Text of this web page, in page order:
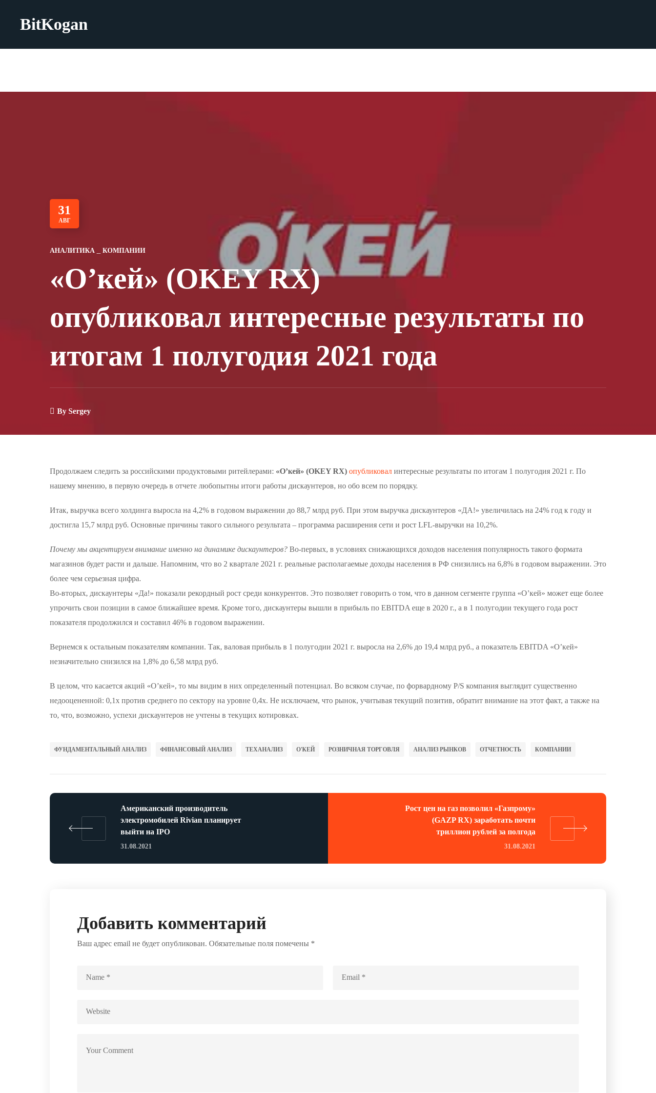
BitKogan
31
АВГ
АНАЛИТИКА КОМПАНИИ
«О’кей» (OKEY RX)
опубликовал интересные результаты по
итогам 1 полугодия 2021 года
By Sergey
Продолжаем следить за российскими продуктовыми ритейлерами: «О’кей» (OKEY RX) опубликовал интересные результаты по итогам 1 полугодия 2021 г. По
нашему мнению, в первую очередь в отчете любопытны итоги работы дискаунтеров, но обо всем по порядку.
Итак, выручка всего холдинга выросла на 4,2% в годовом выражении до 88,7 млрд руб. При этом выручка дискаунтеров «ДА!» увеличилась на 24% год к году и
достигла 15,7 млрд руб. Основные причины такого сильного результата – программа расширения сети и рост LFL-выручки на 10,2%.
Почему мы акцентируем внимание именно на динамике дискаунтеров? Во-первых, в условиях снижающихся доходов населения популярность такого формата
магазинов будет расти и дальше. Напомним, что во 2 квартале 2021 г. реальные располагаемые доходы населения в РФ снизились на 6,8% в годовом выражении. Это
более чем серьезная цифра.
Во-вторых, дискаунтеры «Да!» показали рекордный рост среди конкурентов. Это позволяет говорить о том, что в данном сегменте группа «О’кей» может еще более
упрочить свои позиции в самое ближайшее время. Кроме того, дискаунтеры вышли в прибыль по EBITDA еще в 2020 г., а в 1 полугодии текущего года рост
показателя продолжился и составил 46% в годовом выражении.
Вернемся к остальным показателям компании. Так, валовая прибыль в 1 полугодии 2021 г. выросла на 2,6% до 19,4 млрд руб., а показатель EBITDA «О’кей»
незначительно снизился на 1,8% до 6,58 млрд руб.
В целом, что касается акций «О’кей», то мы видим в них определенный потенциал. Во всяком случае, по форвардному P/S компания выглядит существенно
недооцененной: 0,1х против среднего по сектору на уровне 0,4х. Не исключаем, что рынок, учитывая текущий позитив, обратит внимание на этот факт, а также на
то, что, возможно, успехи дискаунтеров не учтены в текущих котировках.
ФУНДАМЕНТАЛЬНЫЙ АНАЛИЗ ФИНАНСОВЫЙ АНАЛИЗ ТЕХАНАЛИЗ О'КЕЙ РОЗНИЧНАЯ ТОРГОВЛЯ АНАЛИЗ РЫНКОВ ОТЧЕТНОСТЬ КОМПАНИИ
Американский производитель
электромобилей Rivian планирует
выйти на IPO
31.08.2021
Рост цен на газ позволил «Газпрому»
(GAZP RX) заработать почти
триллион рублей за полгода
31.08.2021
Добавить комментарий
Ваш адрес email не будет опубликован. Обязательные поля помечены *